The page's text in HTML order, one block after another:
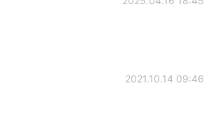
2021.10.14 09:46